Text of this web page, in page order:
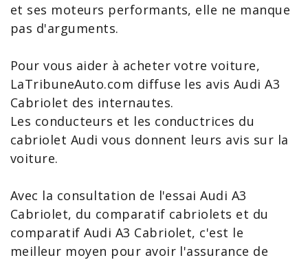
et ses moteurs performants, elle ne manque
pas d'arguments.
Pour vous aider à acheter votre voiture,
LaTribuneAuto.com diffuse les avis AudiA3
Cabriolet des internautes.
Les conducteurs et les conductrices du
cabriolet Audi vous donnent leurs avis sur la
voiture.
Avec la consultation de l'essai Audi A3
Cabriolet, du comparatif cabriolets et du
comparatif Audi A3 Cabriolet, c'est le
meilleur moyen pour avoir l'assurance de